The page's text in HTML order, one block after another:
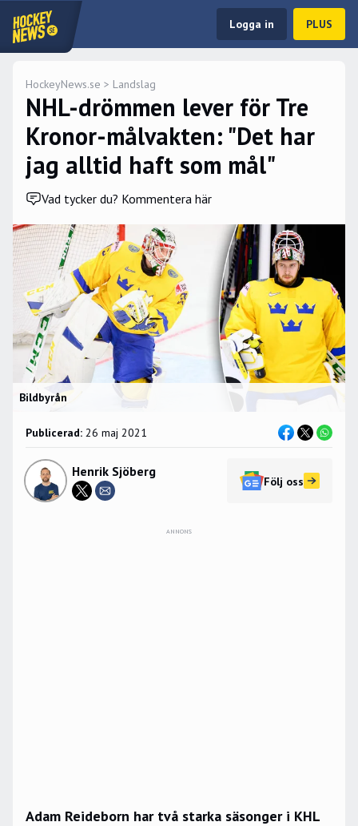
Logga in PLUS
HockeyNews.se > Landslag
NHL-drömmen lever för Tre
Kronor-målvakten: "Det har
jag alltid haft som mål"
Vad tycker du? Kommentera här
Bildbyrån
Publicerad: 26 maj 2021
Henrik Sjöberg
Följ oss
ANNONS
Adam Reideborn har två starka säsonger i KHL